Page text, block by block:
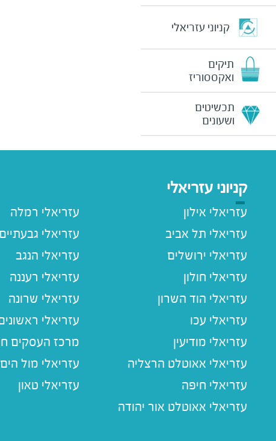
קניוני עזריאלי
תיקים
ואקססוריז
תכשיטים
ושעונים
קניוני עזריאלי
עזריאלי אילון
עזריאלי תל אביב
עזריאלי ירושלים
עזריאלי חולון
עזריאלי הוד השרון
עזריאלי עכו
עזריאלי מודיעין
עזריאלי אאוטלט הרצליה
עזריאלי חיפה
עזריאלי אאוטלט אור יהודה
עזריאלי רמלה
עזריאלי גבעתיים
עזריאלי הנגב
עזריאלי רעננה
עזריאלי שרונה
עזריאלי
מרכז העסקים
עזריאלי מול הים
עזריאלי טאון